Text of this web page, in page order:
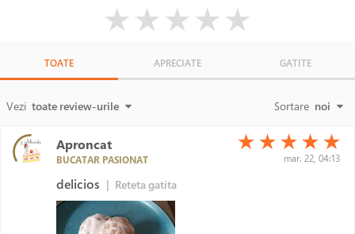
★★★★★
TOATE APRECIATE GATITE
Vezi toate review-urile Sortare noi
Aproncat
BUCATAR PASIONAT
(*)
★ (*)
★ (*)
★ (*)
★ (*)
★
mar. 22, 04:13
delicios | Reteta gatita